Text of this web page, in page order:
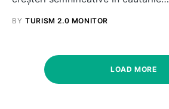
BY TURISM 2.0 MONITOR
LOAD MORE